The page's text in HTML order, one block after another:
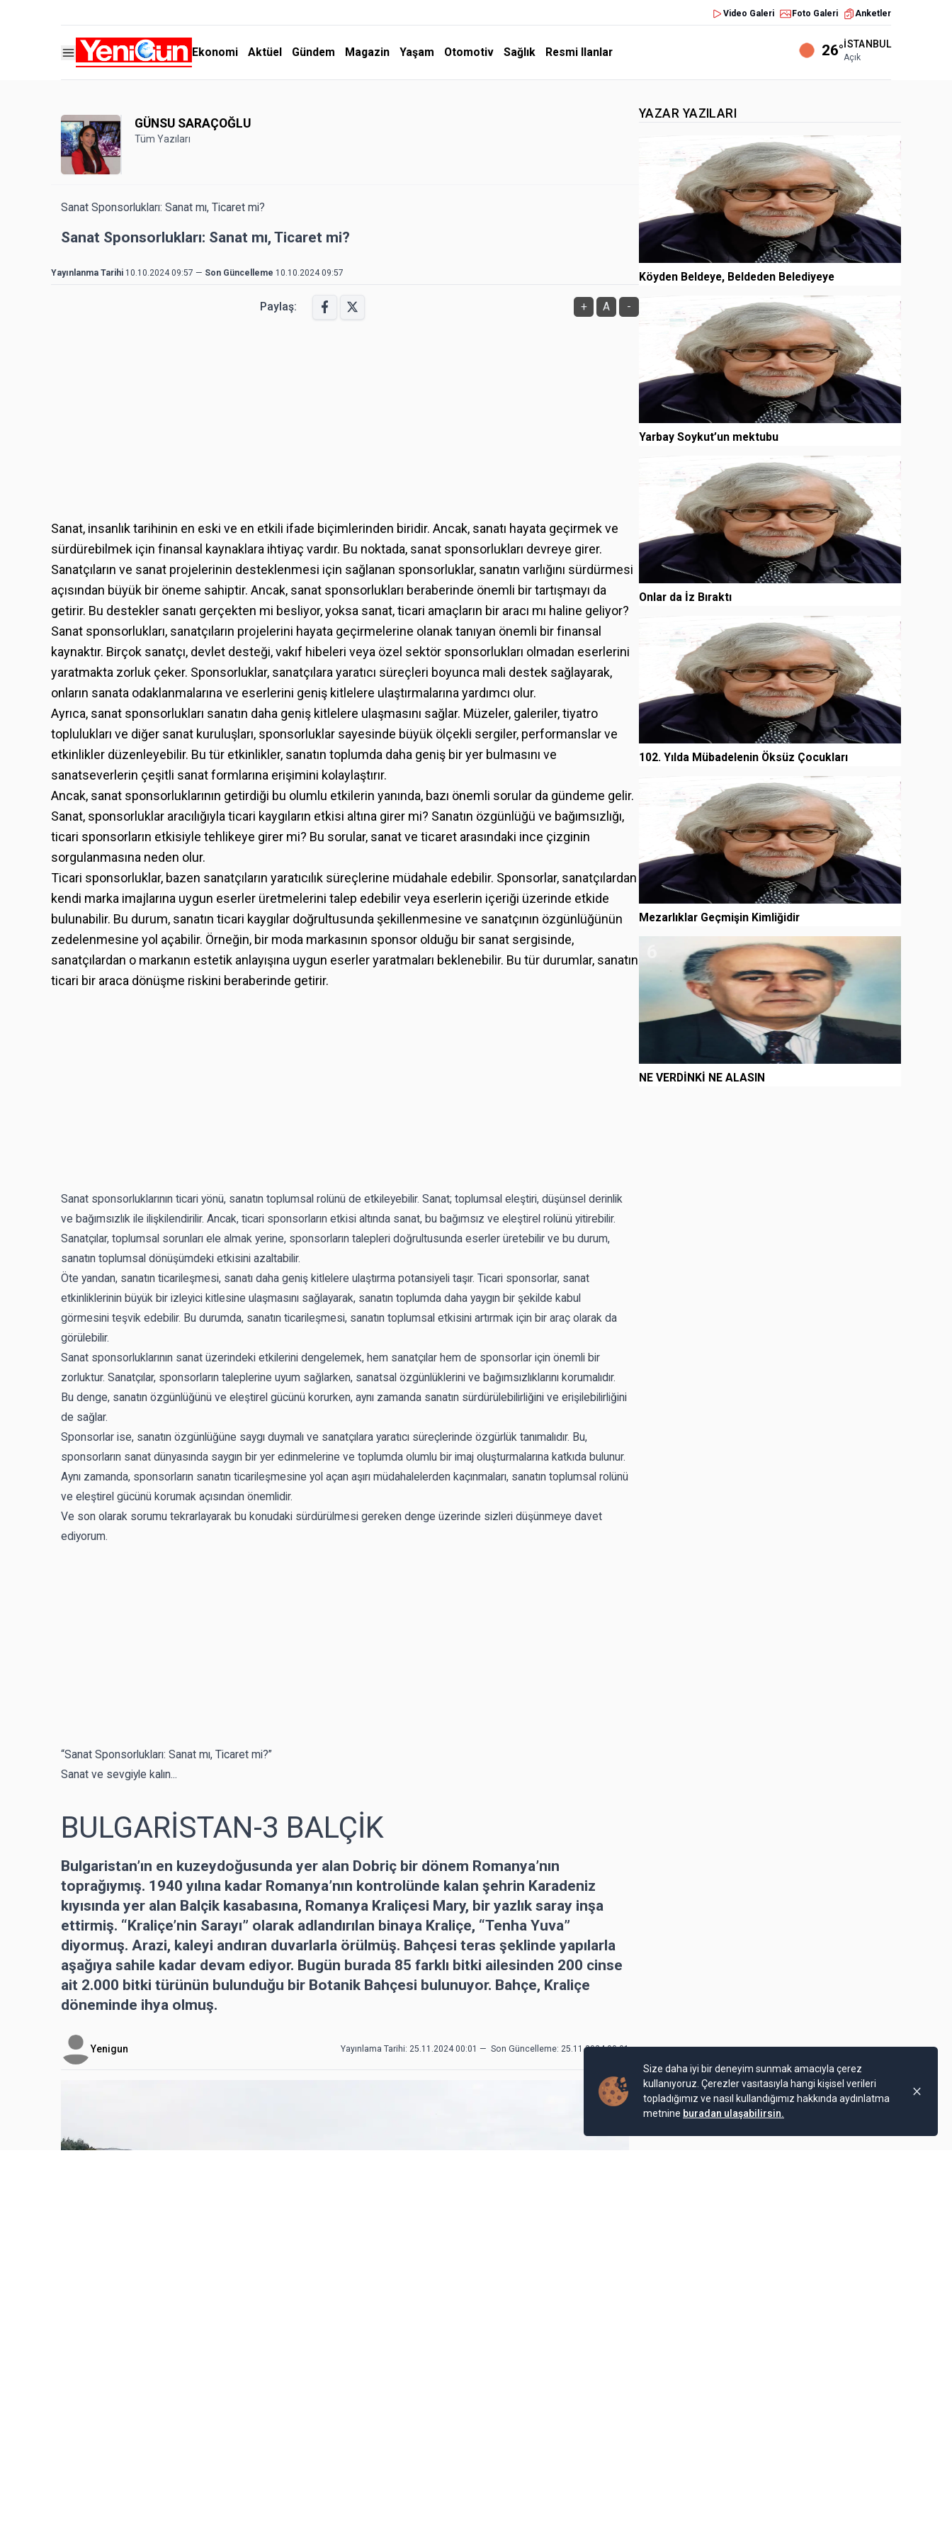
Video Galeri Foto Galeri Anketler
Ekonomi Aktüel Gündem Magazin Yaşam Otomotiv Sağlık Resmi Ilanlar 26°İSTANBUL
Açık
GÜNSU SARAÇOĞLU
Tüm Yazıları
Sanat Sponsorlukları: Sanat mı, Ticaret mi?
Sanat Sponsorlukları: Sanat mı, Ticaret mi?
Yayınlanma Tarihi 10.10.2024 09:57 — Son Güncelleme 10.10.2024 09:57
Paylaş: + A -
Sanat, insanlık tarihinin en eski ve en etkili ifade biçimlerinden biridir. Ancak, sanatı hayata geçirmek ve
sürdürebilmek için finansal kaynaklara ihtiyaç vardır. Bu noktada, sanat sponsorlukları devreye girer.
Sanatçıların ve sanat projelerinin desteklenmesi için sağlanan sponsorluklar, sanatın varlığını sürdürmesi
açısından büyük bir öneme sahiptir. Ancak, sanat sponsorlukları beraberinde önemli bir tartışmayı da
getirir. Bu destekler sanatı gerçekten mi besliyor, yoksa sanat, ticari amaçların bir aracı mı haline geliyor?
Sanat sponsorlukları, sanatçıların projelerini hayata geçirmelerine olanak tanıyan önemli bir finansal
kaynaktır. Birçok sanatçı, devlet desteği, vakıf hibeleri veya özel sektör sponsorlukları olmadan eserlerini
yaratmakta zorluk çeker. Sponsorluklar, sanatçılara yaratıcı süreçleri boyunca mali destek sağlayarak,
onların sanata odaklanmalarına ve eserlerini geniş kitlelere ulaştırmalarına yardımcı olur.
Ayrıca, sanat sponsorlukları sanatın daha geniş kitlelere ulaşmasını sağlar. Müzeler, galeriler, tiyatro
toplulukları ve diğer sanat kuruluşları, sponsorluklar sayesinde büyük ölçekli sergiler, performanslar ve
etkinlikler düzenleyebilir. Bu tür etkinlikler, sanatın toplumda daha geniş bir yer bulmasını ve
sanatseverlerin çeşitli sanat formlarına erişimini kolaylaştırır.
Ancak, sanat sponsorluklarının getirdiği bu olumlu etkilerin yanında, bazı önemli sorular da gündeme gelir.
Sanat, sponsorluklar aracılığıyla ticari kaygıların etkisi altına girer mi? Sanatın özgünlüğü ve bağımsızlığı,
ticari sponsorların etkisiyle tehlikeye girer mi? Bu sorular, sanat ve ticaret arasındaki ince çizginin
sorgulanmasına neden olur.
Ticari sponsorluklar, bazen sanatçıların yaratıcılık süreçlerine müdahale edebilir. Sponsorlar, sanatçılardan
kendi marka imajlarına uygun eserler üretmelerini talep edebilir veya eserlerin içeriği üzerinde etkide
bulunabilir. Bu durum, sanatın ticari kaygılar doğrultusunda şekillenmesine ve sanatçının özgünlüğünün
zedelenmesine yol açabilir. Örneğin, bir moda markasının sponsor olduğu bir sanat sergisinde,
sanatçılardan o markanın estetik anlayışına uygun eserler yaratmaları beklenebilir. Bu tür durumlar, sanatın
ticari bir araca dönüşme riskini beraberinde getirir.
Sanat sponsorluklarının ticari yönü, sanatın toplumsal rolünü de etkileyebilir. Sanat; toplumsal eleştiri, düşünsel derinlik
ve bağımsızlık ile ilişkilendirilir. Ancak, ticari sponsorların etkisi altında sanat, bu bağımsız ve eleştirel rolünü yitirebilir.
Sanatçılar, toplumsal sorunları ele almak yerine, sponsorların talepleri doğrultusunda eserler üretebilir ve bu durum,
sanatın toplumsal dönüşümdeki etkisini azaltabilir.
Öte yandan, sanatın ticarileşmesi, sanatı daha geniş kitlelere ulaştırma potansiyeli taşır. Ticari sponsorlar, sanat
etkinliklerinin büyük bir izleyici kitlesine ulaşmasını sağlayarak, sanatın toplumda daha yaygın bir şekilde kabul
görmesini teşvik edebilir. Bu durumda, sanatın ticarileşmesi, sanatın toplumsal etkisini artırmak için bir araç olarak da
görülebilir.
Sanat sponsorluklarının sanat üzerindeki etkilerini dengelemek, hem sanatçılar hem de sponsorlar için önemli bir
zorluktur. Sanatçılar, sponsorların taleplerine uyum sağlarken, sanatsal özgünlüklerini ve bağımsızlıklarını korumalıdır.
Bu denge, sanatın özgünlüğünü ve eleştirel gücünü korurken, aynı zamanda sanatın sürdürülebilirliğini ve erişilebilirliğini
de sağlar.
Sponsorlar ise, sanatın özgünlüğüne saygı duymalı ve sanatçılara yaratıcı süreçlerinde özgürlük tanımalıdır. Bu,
sponsorların sanat dünyasında saygın bir yer edinmelerine ve toplumda olumlu bir imaj oluşturmalarına katkıda bulunur.
Aynı zamanda, sponsorların sanatın ticarileşmesine yol açan aşırı müdahalelerden kaçınmaları, sanatın toplumsal rolünü
ve eleştirel gücünü korumak açısından önemlidir.
Ve son olarak sorumu tekrarlayarak bu konudaki sürdürülmesi gereken denge üzerinde sizleri düşünmeye davet
ediyorum.
“Sanat Sponsorlukları: Sanat mı, Ticaret mi?”
Sanat ve sevgiyle kalın...
BULGARİSTAN-3 BALÇİK
Bulgaristan’ın en kuzeydoğusunda yer alan Dobriç bir dönem Romanya’nın
toprağıymış. 1940 yılına kadar Romanya’nın kontrolünde kalan şehrin Karadeniz
kıyısında yer alan Balçik kasabasına, Romanya Kraliçesi Mary, bir yazlık saray inşa
ettirmiş. “Kraliçe’nin Sarayı” olarak adlandırılan binaya Kraliçe, “Tenha Yuva”
diyormuş. Arazi, kaleyi andıran duvarlarla örülmüş. Bahçesi teras şeklinde yapılarla
aşağıya sahile kadar devam ediyor. Bugün burada 85 farklı bitki ailesinden 200 cinse
ait 2.000 bitki türünün bulunduğu bir Botanik Bahçesi bulunuyor. Bahçe, Kraliçe
döneminde ihya olmuş.
Yenigun Yayınlama Tarihi: 25.11.2024 00:01 — Son Güncelleme: 25.11.2024 00:01
YAZAR YAZILARI
Köyden Beldeye, Beldeden Belediyeye
Yarbay Soykut’un mektubu
Onlar da İz Bıraktı
102. Yılda Mübadelenin Öksüz Çocukları
Mezarlıklar Geçmişin Kimliğidir
NE VERDİNKİ NE ALASIN
Size daha iyi bir deneyim sunmak amacıyla çerez
kullanıyoruz. Çerezler vasıtasıyla hangi kişisel verileri
topladığımız ve nasıl kullandığımız hakkında aydınlatma
metnine buradan ulaşabilirsin.